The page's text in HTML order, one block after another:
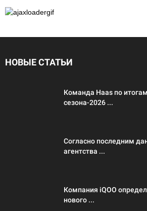
НОВЫЕ СТАТЬИ
Команда Haas по
сезона-2026 ...
Согласно последним
агентства ...
Компания iQOO
нового ...